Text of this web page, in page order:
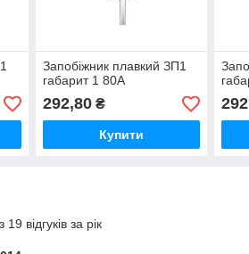
Запобіжник плавкий ЗП1
габарит 1 80А
292,80₴
Купити
відгуків за рік